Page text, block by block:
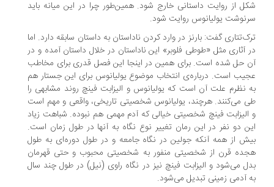
از روایت داستانی خارج شود. همین‌طور چرا در این میانه باید
یولیانوس روایت شود.
گفت: بارنز در وارد کردن ناداستان به داستان سابقه دارد. اما
آثاری مثل «طوطی فلوبر» این ناداستان در خلال داستان آمده و در
حل شده است. برای همین در اینجا این فصل قدری برای مخاطب
است. درباره‌ی انتخاب موضوع یولیانوس برای این جستار هم
نظرم علت آن است که یولیانوس و الیزابت فینچ روند مشابهی را
می‌کنند. هرچند، یولیانوس شخصیتی تاریخی، واقعی و مهم است
فینچ شخصیتی خیالی که آدم مهمی هم نبوده. شباهت زیاد
دو نفر در این رمان تغییر نوع نگاه به آنها در طول زمان است.
از همه آنکه جولین در نگاه جامعه و در طول دوره‌ای به طول
قرن از شخصیتی منفور به شخصیتی محبوب و حتی قهرمان
می‌شود و الیزابت فینچ نیز در نگاه راوی (نیل) در طول چند سال
آدمی زمینی تبدیل می‌شود.